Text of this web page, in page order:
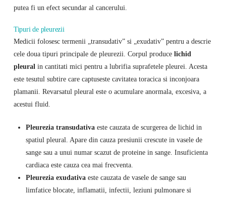
putea fi un efect secundar al cancerului.
Tipuri de pleurezii
Medicii folosesc termenii „transudativ” si „exudativ” pentru a descrie
cele doua tipuri principale de pleurezii. Corpul producelichid
pleural in cantitati mici pentru a lubrifia suprafetele pleurei. Acesta
este tesutul subtire care captuseste cavitatea toracica si inconjoara
plamanii. Revarsatul pleural este o acumulare anormala, excesiva, a
acestui fluid.
Pleurezia transudativaeste cauzata de scurgerea de lichid in
spatiul pleural. Apare din cauza presiunii crescute in vasele de
sange sau a unui numar scazut de proteine ​​in sange. Insuficienta
cardiaca este cauza cea mai frecventa.
Pleurezia exudativaeste cauzata de vasele de sange sau
limfatice blocate, inflamatii, infectii, leziuni pulmonare si